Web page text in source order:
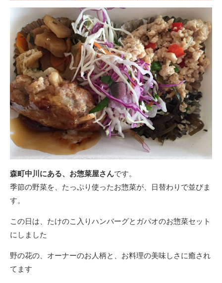
森町中川にある、お惣菜屋さんです。
季節の野菜を、たっぷり使ったお惣菜が、日替わりで並びま
す。
この日は、たけのこ入りハンバーグとガパオのお惣菜セット
にしました
野の花の、オーナーのお人柄と、お料理の美味しさに癒され
てます